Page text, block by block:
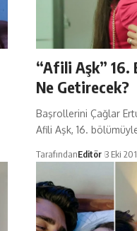
“Afili Aşk” 16.
Ne Getirecek?
Başrollerini Çağlar
Afili Aşk, 16.
TarafındanEditör 3 Eki